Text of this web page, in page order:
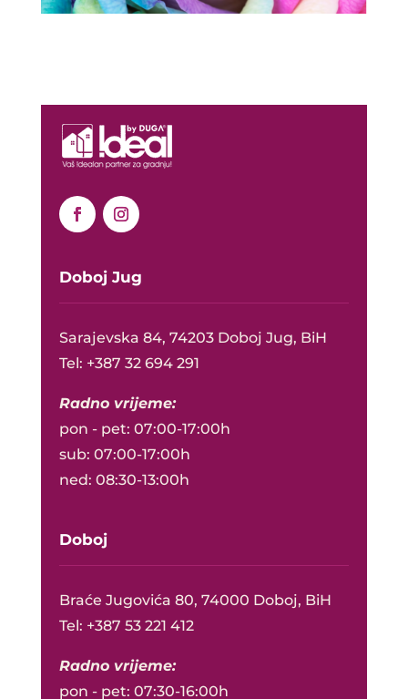
Doboj Jug
Sarajevska 84, 74203 Doboj Jug, BiH
Tel: +387 32 694 291
Radno vrijeme:
pon - pet: 07:00-17:00h
sub: 07:00-17:00h
ned: 08:30-13:00h
Doboj
Braće Jugovića 80, 74000 Doboj, BiH
Tel: +387 53 221 412
Radno vrijeme:
pon - pet: 07:30-16:00h